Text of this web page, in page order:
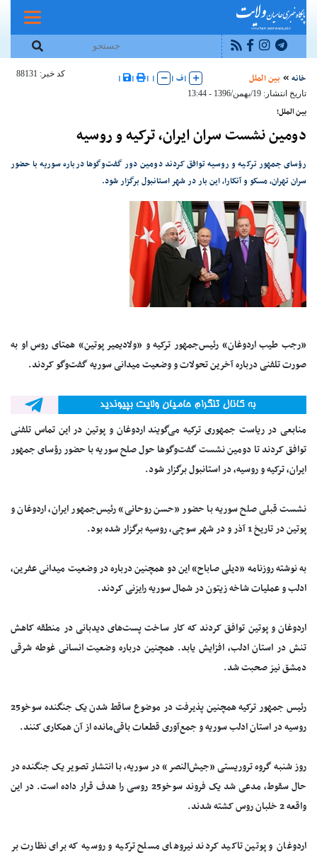
خانه بین الملل |ف |
|
|
|
|
کد خبر: 88131
تاریخ انتشار: 19/بهمن/1396 - 13:44
بین الملل؛
دومین نشست سران ایران، ترکیه و روسیه
رؤسای جمهور ترکیه و روسیه توافق کردند دومین دور گفت‌وگوها درباره سوریه با حضور
سران تهران، مسکو و آنکارا، این بار در شهر استانبول برگزار شود.
«رجب طیب اردوغان» رئیس‌جمهور ترکیه و «ولادیمیر پوتین» همتای روس او به
صورت تلفنی درباره آخرین تحولات و وضعیت میدانی سوریه گفت‌وگو کردند.
منابعی در ریاست جمهوری ترکیه می‌گویند اردوغان و پوتین در این تماس تلفنی
توافق کردند تا دومین نشست گفت‌وگوها حول صلح سوریه با حضور رؤسای جمهور
ایران، ترکیه و روسیه، در استانبول برگزار شود.
نشست قبلی صلح سوریه با حضور «حسن روحانی» رئیس‌جمهور ایران، اردوغان و
پوتین در تاریخ 1 آذر و در شهر سوچی، روسیه برگزار شده بود.
به نوشته روزنامه «دیلی صاباح» این دو همچنین درباره در وضعیت میدانی عفرین،‌
ادلب و عملیات شاخه زیتون در شمال سوریه رایزنی کردند.
اردوغان و پوتین توافق کردند که کار ساخت پست‌های دیدبانی در منطقه کاهش
تنش در استان ادلب، افزایش یابد. همچنین درباره وضعیت انسانی غوطه شرقی
دمشق نیز صحبت شد.
رئیس جمهور ترکیه همچنین پذیرفت در موضوع ساقط شدن یک جنگنده سوخو25
روسیه در استان ادلب سوریه و جمع‌آوری قطعات باقی‌مانده از آن همکاری کنند.
روز شنبه گروه تروریستی «جیش‌النصر» در سوریه، با انتشار تصویر یک جنگنده در
حال سقوط، مدعی شد یک فروند سوخو25 روسی را هدف قرار داده است. در این
واقعه 2 خلبان روس کشته شدند.
اردوغان و پوتین تاکید کردند نیروهای مسلح ترکیه و روسیه که برای نظارت بر